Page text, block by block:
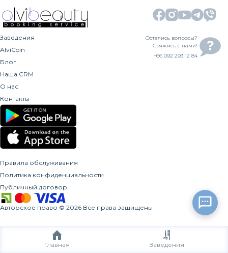
Главная Заведения
Заведения
AlviCoin
Блог
Наша CRM
О нас
Контакты
Остались вопросы?
Свяжись с нами!
+66 092 293 12 84
Правила обслуживания
Политика конфиденциальности
Публичный договор
Авторское право © 2026 Все права защищены